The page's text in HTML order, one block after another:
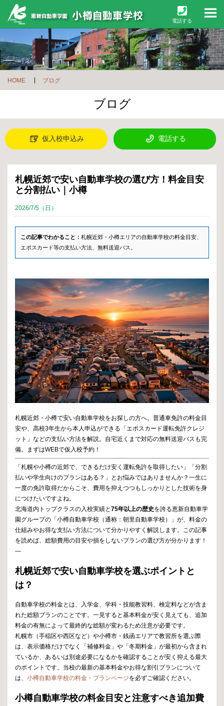
電話する
HOME ブログ
ブログ
仮入校申込み 電話する
札幌近郊で安い自動車学校の選び方！料金目安
と分割払い｜小樽
2026/7/5（日）
この記事でわかること： 札幌近郊・小樽エリアの自動車学校の料金目安、
エポスカード等の支払い方法、無料送迎バス。
札幌近郊・小樽で安い自動車学校をお探しの方へ。普通車免許の料金目
安や、高校3年生から本人申込ができる「エポスカード運転免許クレジ
ット」などの支払い方法を解説。自宅近くまで対応の無料送迎バスも完
備。まずはWEBで仮入校予約！
「札幌や小樽の近郊で、できるだけ安く運転免許を取得したい」「分割
払いや学生向けのプランはある？」とお悩みではありませんか？一生に
一度の免許取得だからこそ、費用を抑えつつもしっかりとした技術を身
につけたいですよね。
北海道内トップクラスの入校実績と75年以上の歴史を誇る恵新自動車学
園グループの「小樽自動車学校（通称：朝里自動車学校）」が、料金の
仕組みやお得な支払い方法について分かりやすく解説します。この記事
を読めば、総額費用の目安や損をしないプランの選び方が分かります！
—
札幌近郊で安い自動車学校を選ぶポイントと
は？
自動車学校の料金とは、入学金、学科・技能教習料、検定料などが含ま
れた総額プランのことです。一見すると基本料金が安く見えても、追加
料金の有無によって最終的な総額が変わるため注意が必要です。
札幌市（手稲区や西区など）や小樽市・銭函エリアで教習所を選ぶ際
は、表示価格だけでなく「補修料金」や「冬期料金」が最初から含まれ
ているか、あるいは別途必要になるかを確認することが安く抑える最大
のポイントです。当校の最新の基本料金やお得な割引プランについて
は、 小樽自動車学校の料金・プランページを必ずご確認ください。
小樽自動車学校の料金目安と注意すべき追加費